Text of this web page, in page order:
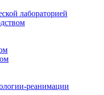
лабораторией
реанимации